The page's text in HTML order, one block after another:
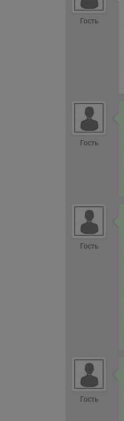
Гость
Гость
Гость
Гость